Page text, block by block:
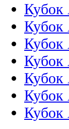
Кубок
Кубок
Кубок
Кубок
Кубок
Кубок
Кубок